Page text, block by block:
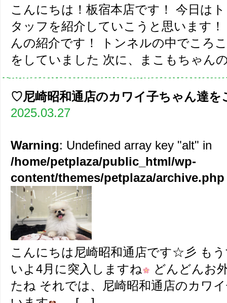
こんにちは！板宿本店です！ 今日は
タッフを紹介していこうと思います
んの紹介です！ トンネルの中でころ
をしていました 次に、まこもちゃん
♡尼崎昭和通店のカワイ子ちゃん達
2025.03.27
Warning: Undefined array key "alt" in
/home/petplaza/public_html/wp-
content/themes/petplaza/archive.php
こんにちは尼崎昭和通店です☆彡 も
いよ4月に突入しますね
どんどんお
たね それでは、尼崎昭和通店のカワ